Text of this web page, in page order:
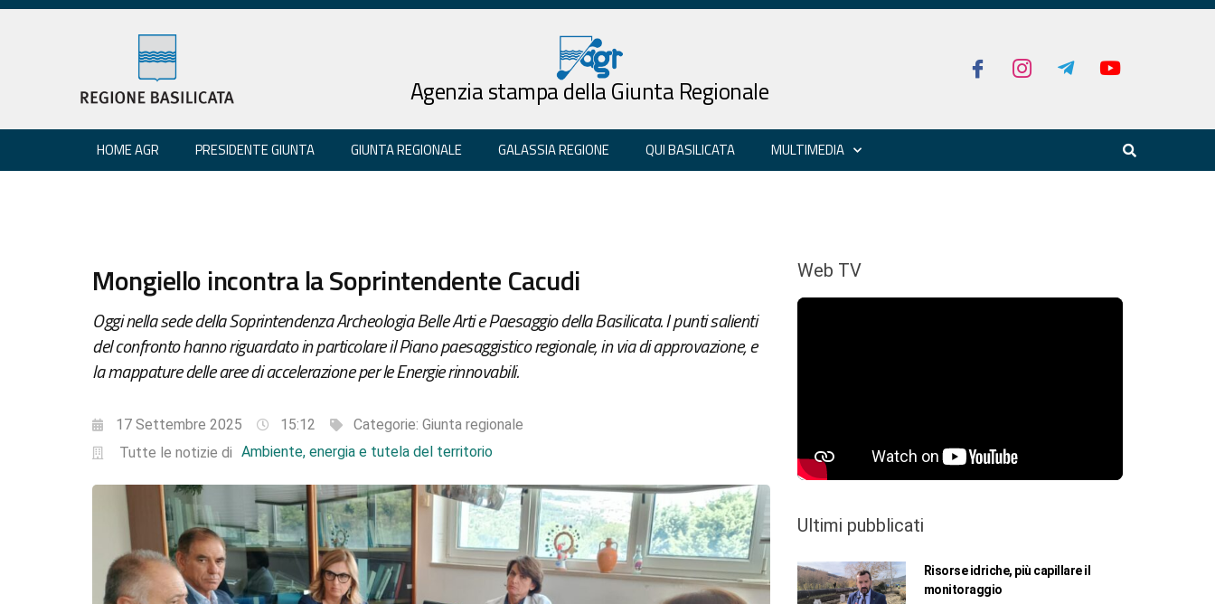
Agenzia stampa della Giunta Regionale
HOME AGR PRESIDENTE GIUNTA GIUNTA REGIONALE GALASSIA REGIONE QUI BASILICATA MULTIMEDIA
Mongiello incontra la Soprintendente Cacudi
Oggi nella sede della Soprintendenza Archeologia Belle Arti e Paesaggio della Basilicata. I punti salienti
del confronto hanno riguardato in particolare il Piano paesaggistico regionale, in via di approvazione, e
la mappature delle aree di accelerazione per le Energie rinnovabili.
17 Settembre 2025 15:12 Categorie: Giunta regionale
Tutte le notizie di Ambiente, energia e tutela del territorio
Web TV
Ultimi pubblicati
Risorse idriche, più capillare il
monitoraggio